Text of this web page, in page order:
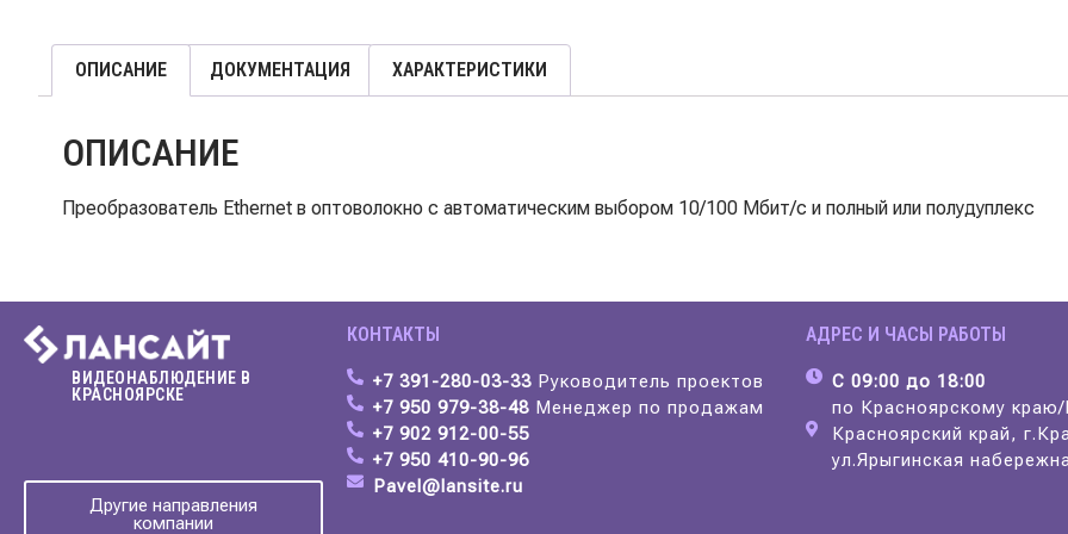
ОПИСАНИЕ ДОКУМЕНТАЦИЯ ХАРАКТЕРИСТИКИ
ОПИСАНИЕ
Преобразователь Ethernet в оптоволокно с автоматическим выбором 10/100 Мбит/с и полный или полудуплекс
ВИДЕОНАБЛЮДЕНИЕ В
КРАСНОЯРСКЕ
Другие направления
компании
КОНТАКТЫ
+7 391-280-03-33 Руководитель проектов
+7 950 979-38-48 Менеджер по продажам
+7 902 912-00-55
+7 950 410-90-96
Pavel@lansite.ru
АДРЕС И ЧАСЫ РАБОТЫ
С 09:00 до 18:00
по Красноярскому
Красноярский край,
ул.Ярыгинская